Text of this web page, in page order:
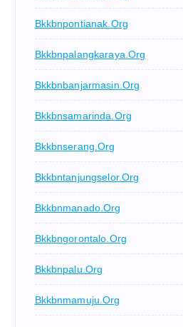
Bkkbnpontianak.org
Bkkbnpalangkaraya.org
Bkkbnbanjarmasin.org
Bkkbnsamarinda.org
Bkkbnserang.org
Bkkbntanjungselor.org
Bkkbnmanado.org
Bkkbngorontalo.org
Bkkbnpalu.org
Bkkbnmamuju.org